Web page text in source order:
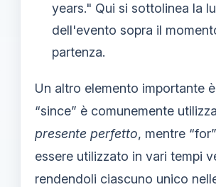
years." Qui si sottolinea la
dell'evento sopra il
partenza.
Un altro elemento importante
“since” è comunemente
presente perfetto, mentre
essere utilizzato in vari tempi
rendendoli ciascuno unico